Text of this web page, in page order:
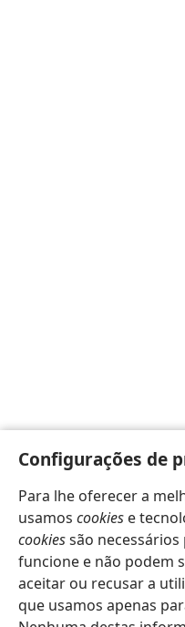
Configurações de
Para lhe oferecer a
usamos cookies e
cookiessão
funcione e não podem
aceitar ou recusar a
que usamos apenas